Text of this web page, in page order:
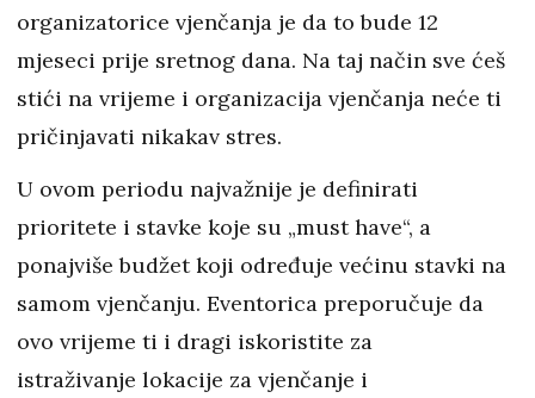
organizatorice vjenčanja je da to bude 12
mjeseci prije sretnog dana. Na taj način sve ćeš
stići na vrijeme i organizacija vjenčanja neće ti
pričinjavati nikakav stres.
U ovom periodu najvažnije je definirati
prioritete i stavke koje su „must have“, a
ponajviše budžet koji određuje većinu stavki na
samom vjenčanju. Eventorica preporučuje da
ovo vrijeme ti i dragi iskoristite za
istraživanje lokacije za vjenčanje i